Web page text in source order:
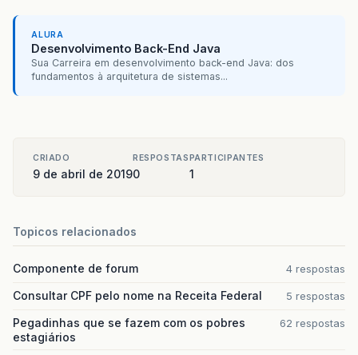
ALURA
Desenvolvimento Back-End Java
Sua Carreira em desenvolvimento back-end Java: dos
fundamentos à arquitetura de sistemas...
CRIADO
9 de abril de 2019
RESPOSTAS
0
PARTICIPANTES
1
Topicos relacionados
Componente de forum 4 respostas
Consultar CPF pelo nome na Receita Federal 5 respostas
Pegadinhas que se fazem com os pobres
estagiários
62 respostas